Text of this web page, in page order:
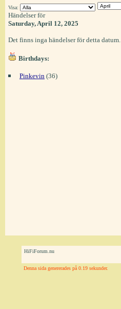
Visa:
Händelser för
Saturday, April 12, 2025
Det finns inga händelser för detta datum.
Birthdays:
Pinkevin (36)
HiFiForum.nu
Denna sida genererades på 0.19 sekunder.